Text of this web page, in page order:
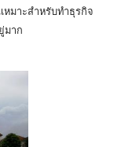
มาะสำหรับทำธุรกิจ
มาก